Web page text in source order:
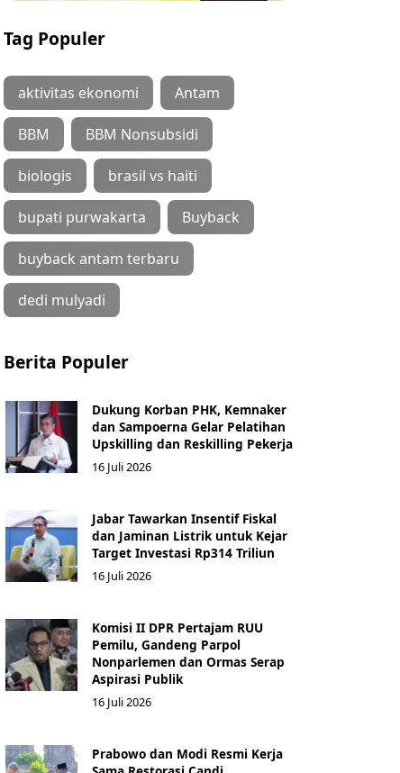
Tag Populer
aktivitas ekonomi Antam
BBM BBM Nonsubsidi
biologis brasil vs haiti
bupati purwakarta Buyback
buyback antam terbaru
dedi mulyadi
Berita Populer
Dukung Korban PHK, Kemnaker
dan Sampoerna Gelar Pelatihan
Upskilling dan Reskilling Pekerja
16 Juli 2026
Jabar Tawarkan Insentif Fiskal
dan Jaminan Listrik untuk Kejar
Target Investasi Rp314 Triliun
16 Juli 2026
Komisi II DPR Pertajam RUU
Pemilu, Gandeng Parpol
Nonparlemen dan Ormas Serap
Aspirasi Publik
16 Juli 2026
Prabowo dan Modi Resmi Kerja